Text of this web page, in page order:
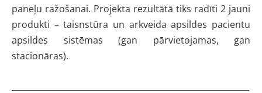
paneļu ražošanai. Projekta rezultātā tiks radīti 2 jauni
produkti – taisnstūra un arkveida apsildes pacientu
apsildes sistēmas (gan pārvietojamas, gan
stacionāras).